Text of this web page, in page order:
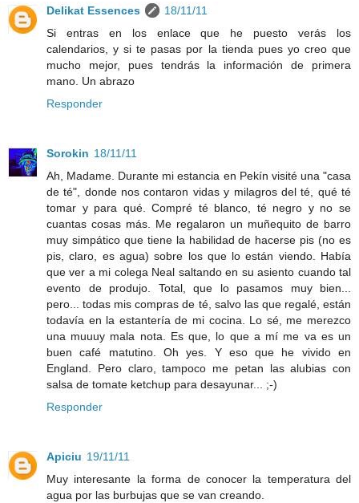
Delikat Essences
18/11/11
Si entras en los enlace que he puesto verás los
calendarios, y si te pasas por la tienda pues yo creo que
mucho mejor, pues tendrás la información de primera
mano. Un abrazo
Responder
Sorokin 18/11/11
Ah, Madame. Durante mi estancia en Pekín visité una "casa
de té", donde nos contaron vidas y milagros del té, qué té
tomar y para qué. Compré té blanco, té negro y no se
cuantas cosas más. Me regalaron un muñequito de barro
muy simpático que tiene la habilidad de hacerse pis (no es
pis, claro, es agua) sobre los que lo están viendo. Había
que ver a mi colega Neal saltando en su asiento cuando tal
evento de produjo. Total, que lo pasamos muy bien...
pero... todas mis compras de té, salvo las que regalé, están
todavía en la estantería de mi cocina. Lo sé, me merezco
una muuuy mala nota. Es que, lo que a mí me va es un
buen café matutino. Oh yes. Y eso que he vivido en
England. Pero claro, tampoco me petan las alubias con
salsa de tomate ketchup para desayunar... ;-)
Responder
Apiciu 19/11/11
Muy interesante la forma de conocer la temperatura del
agua por las burbujas que se van creando.